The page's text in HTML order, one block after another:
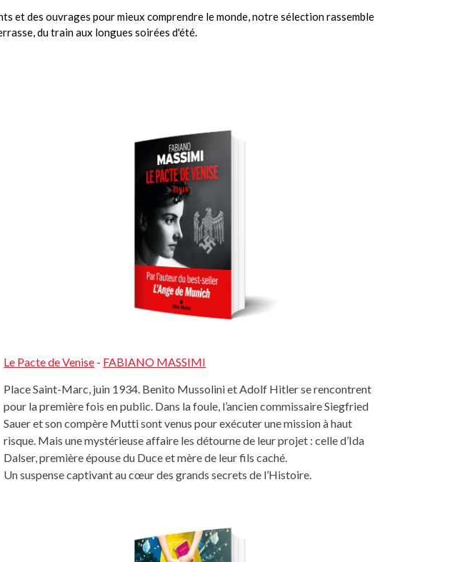
et des ouvrages pour mieux comprendre le monde, notre sélection rassemble
du train aux longues soirées d'été.
Le Pacte de Venise - FABIANO MASSIMI
Place Saint-Marc, juin 1934. Benito Mussolini et Adolf Hitler se rencontrent
pour la première fois en public. Dans la foule, l’ancien commissaire Siegfried
Sauer et son compère Mutti sont venus pour exécuter une mission à haut
risque. Mais une mystérieuse affaire les détourne de leur projet : celle d’Ida
Dalser, première épouse du Duce et mère de leur fils caché.
Un suspense captivant au cœur des grands secrets de l’Histoire.